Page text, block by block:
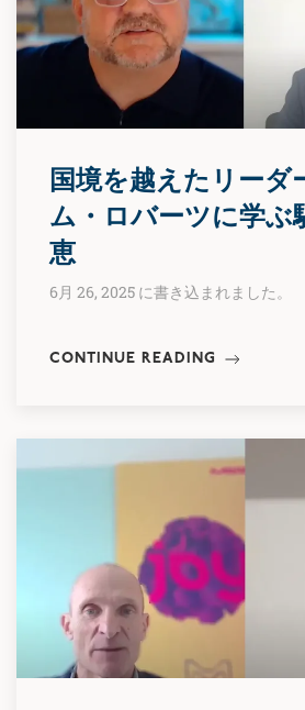
国境を越えたリーダ
ム・ロバーツに学ぶ
恵
6月 26, 2025 に書き込まれました。
CONTINUE READING